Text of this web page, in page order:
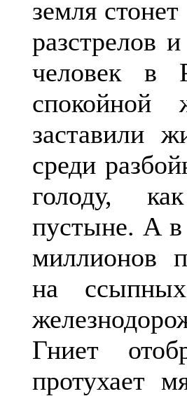
земля
разстрелов
человек в
заставили
среди
голоду,
пустыне. А в
миллионов
на
Гниет
протухает